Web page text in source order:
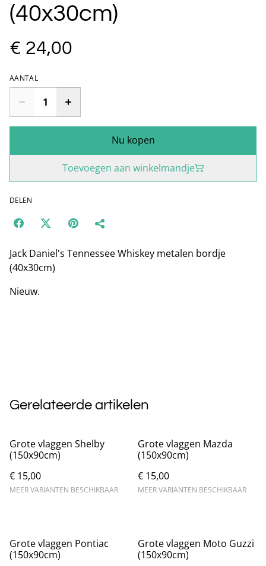
(40x30cm)
€ 24,00
AANTAL
Nu kopen
Toevoegen aan winkelmandje
DELEN
Jack Daniel's Tennessee Whiskey metalen bordje
(40x30cm)
Nieuw.
Gerelateerde artikelen
Grote vlaggen Shelby
(150x90cm)
€ 15,00
MEER VARIANTEN BESCHIKBAAR
Grote vlaggen Mazda
(150x90cm)
€ 15,00
MEER VARIANTEN BESCHIKBAAR
Grote vlaggen Pontiac
(150x90cm)
Grote vlaggen Moto Guzzi
(150x90cm)